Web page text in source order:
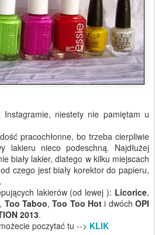
Instagramie, niestety nie pamiętam u
pracochłonne, bo trzeba cierpliwie
lakieru nieco podeschną. Najdłużej
biały lakier, dlatego w kilku miejscach
czego jest biały korektor do papieru,
lakierów (od lewej ): Licorice,
, Too Taboo,Too Too Hoti dwóchOPI
2013.
możecie poczytać tu --> KLIK